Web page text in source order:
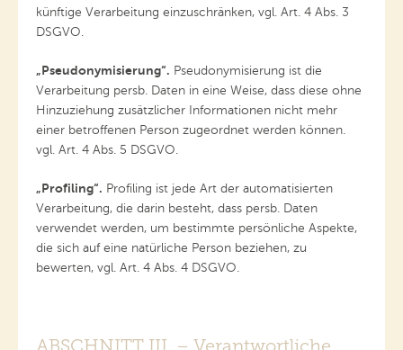
künftige Verarbeitung einzuschränken, vgl. Art. 4 Abs. 3
DSGVO.
„Pseudonymisierung“. Pseudonymisierung ist die
Verarbeitung persb. Daten in eine Weise, dass diese ohne
Hinzuziehung zusätzlicher Informationen nicht mehr
einer betroffenen Person zugeordnet werden können.
vgl. Art. 4 Abs. 5 DSGVO.
„Profiling“. Profiling ist jede Art der automatisierten
Verarbeitung, die darin besteht, dass persb. Daten
verwendet werden, um bestimmte persönliche Aspekte,
die sich auf eine natürliche Person beziehen, zu
bewerten, vgl. Art. 4 Abs. 4 DSGVO.
ABSCHNITT III. – Verantwortliche